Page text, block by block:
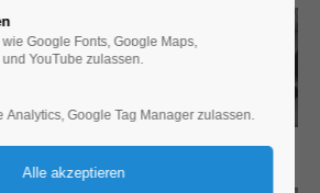
Google Fonts, Google Maps,
YouTube zulassen.
Analytics, Google Tag Manager zulassen.